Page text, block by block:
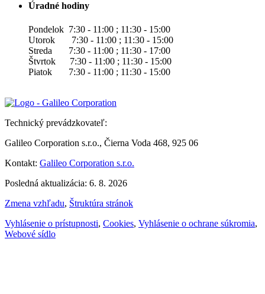
Úradné hodiny
Pondelok 7:30 - 11:00 ; 11:30 - 15:00
Utorok 7:30 - 11:00 ; 11:30 - 15:00
Streda 7:30 - 11:00 ; 11:30 - 17:00
Štvrtok 7:30 - 11:00 ; 11:30 - 15:00
Piatok 7:30 - 11:00 ; 11:30 - 15:00
Technický prevádzkovateľ:
Galileo Corporation s.r.o., Čierna Voda 468, 925 06
Kontakt: Galileo Corporation s.r.o.
Posledná aktualizácia: 6. 8. 2026
Zmena vzhľadu, Štruktúra stránok
Vyhlásenie o prístupnosti, Cookies, Vyhlásenie o ochrane súkromia,
Webové sídlo